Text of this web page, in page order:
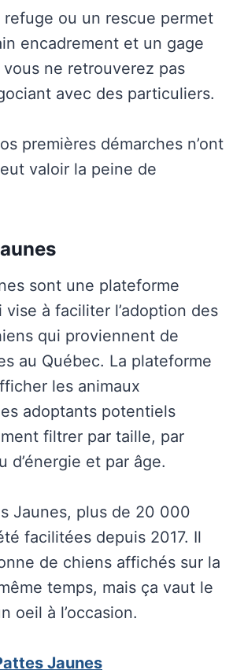
refuge ou un rescue permet
encadrement et un gage
ne retrouverez pas
avec des particuliers.
premières démarches n’ont
valoir la peine de
sont une plateforme
à faciliter l’adoption des
qui proviennent de
au Québec. La plateforme
les animaux
adoptants potentiels
filtrer par taille, par
d’énergie et par âge.
Jaunes, plus de 20 000
facilitées depuis 2017. Il
de chiens affichés sur la
temps, mais ça vaut le
oeil à l’occasion.
Jaunes